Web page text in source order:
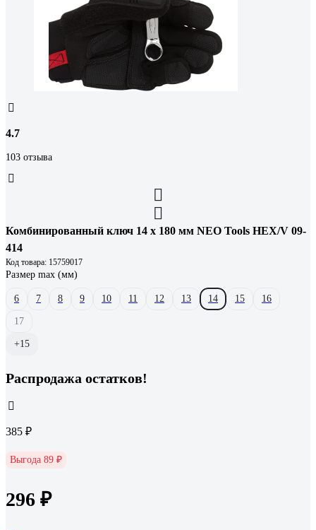
4.7
103 отзыва
Комбинированный ключ 14 x 180 мм NEO Tools HEX/V 09-
414
Код товара: 15759017
Размер max (мм)
6 7 8 9 10 11 12 13 14 15 16
17
+15
Распродажа остатков!
385 ₽
Выгода 89 ₽
296 ₽